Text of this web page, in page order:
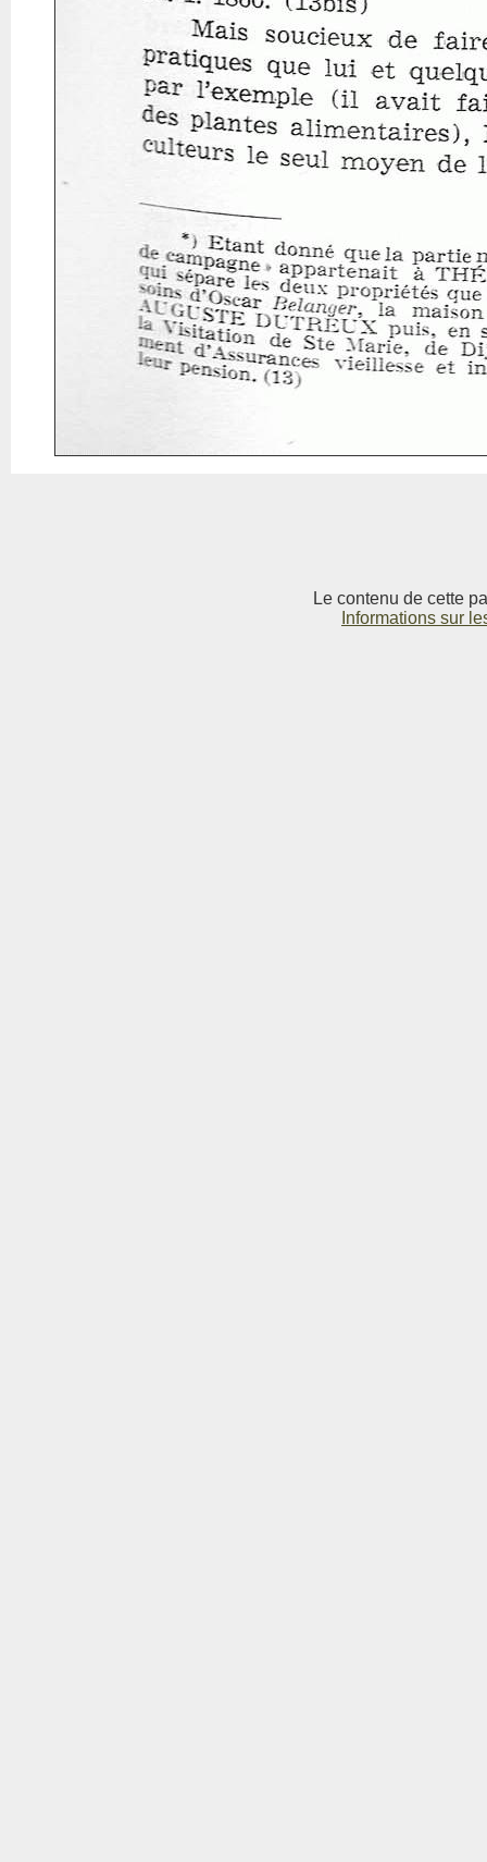
Le contenu de cette
Informations sur